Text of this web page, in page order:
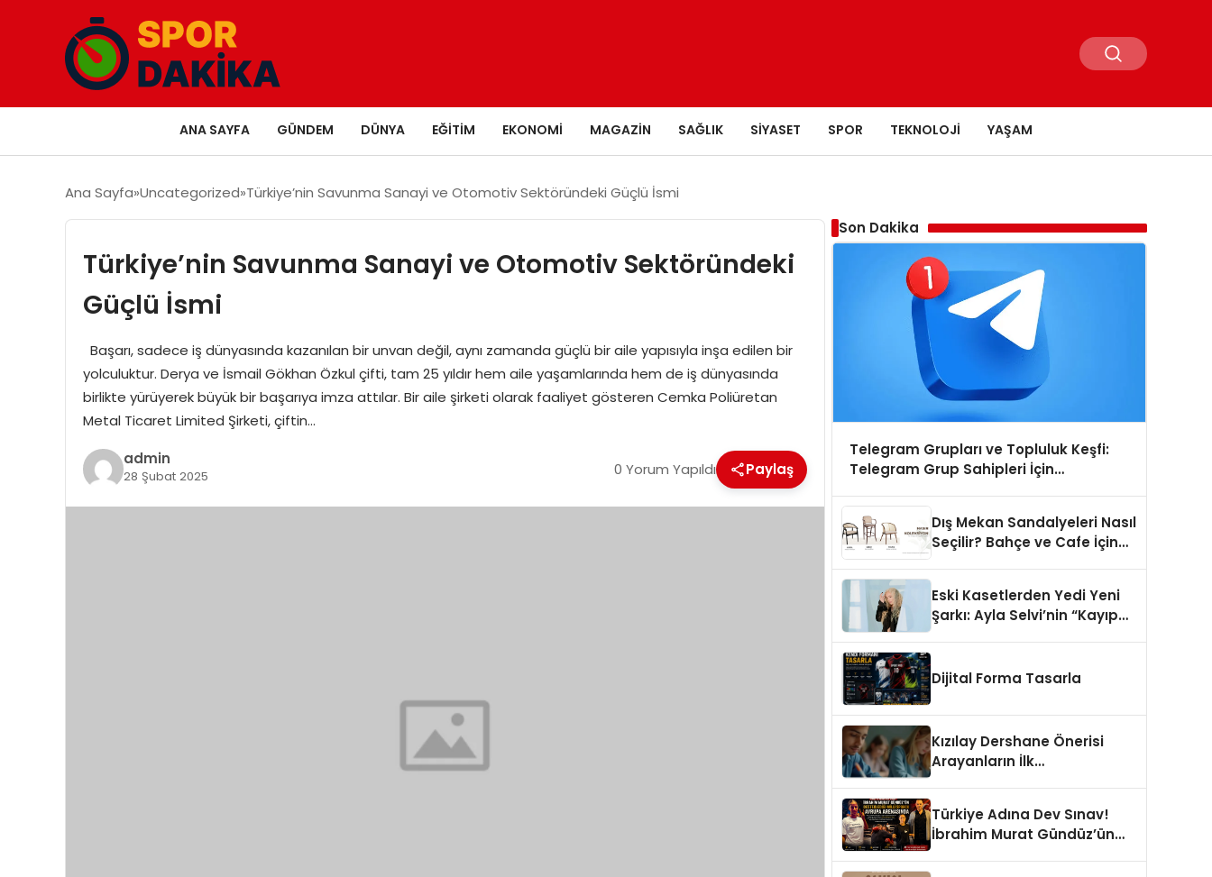
ANA SAYFA GÜNDEM DÜNYA EĞITIM EKONOMI MAGAZIN SAĞLIK SIYASET SPOR TEKNOLOJI YAŞAM
Ana Sayfa Uncategorized Türkiye’nin Savunma Sanayi ve Otomotiv Sektöründeki Güçlü İsmi
Türkiye’nin Savunma Sanayi ve Otomotiv Sektöründeki
Güçlü İsmi
Başarı, sadece iş dünyasında kazanılan bir unvan değil, aynı zamanda güçlü bir aile yapısıyla inşa edilen bir
yolculuktur. Derya ve İsmail Gökhan Özkul çifti, tam 25 yıldır hem aile yaşamlarında hem de iş dünyasında
birlikte yürüyerek büyük bir başarıya imza attılar. Bir aile şirketi olarak faaliyet gösteren Cemka Poliüretan
Metal Ticaret Limited Şirketi, çiftin…
admin
28 Şubat 2025 0 Yorum Yapıldı Paylaş
Son Dakika
Telegram Grupları ve Topluluk Keşfi:
Telegram Grup Sahipleri İçin
Dış Mekan Sandalyeleri Nasıl
Seçilir? Bahçe ve Cafe İçin
Eski Kasetlerden Yedi Yeni
Şarkı: Ayla Selvi’nin “Kayıp
Dijital Forma Tasarla
Kızılay Dershane Önerisi
Arayanların İlk
Türkiye Adına Dev Sınav!
İbrahim Murat Gündüz’ün